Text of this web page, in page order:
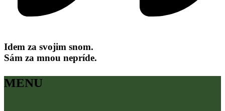
Idem za svojim snom.
Sám za mnou nepríde.
MENU